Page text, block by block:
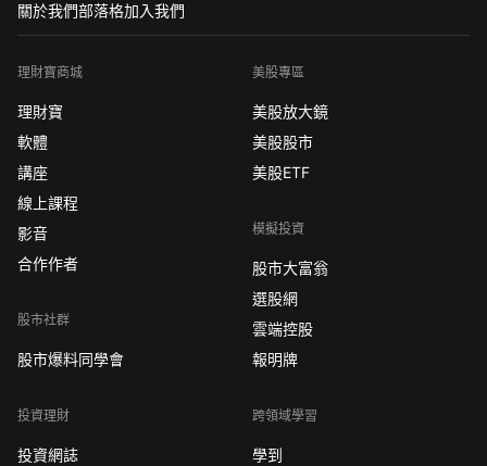
關於我們部落格加入我們
理財寶商城
理財寶
軟體
講座
線上課程
影音
合作作者
股市社群
股市爆料同學會
投資理財
投資網誌
美股專區
美股放大鏡
美股股市
美股ETF
模擬投資
股市大富翁
選股網
雲端控股
報明牌
跨領域學習
學到